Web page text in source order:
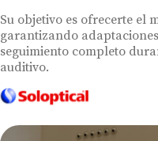
Su objetivo es ofrecerte el
garantizando
seguimiento completo
auditivo.